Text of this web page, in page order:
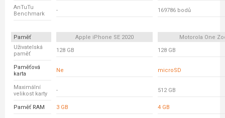
AnTuTu
Benchmark
- 169786 bodů
Paměť Apple iPhone SE 2020
Motorola One
Uživatelská
paměť
128 GB 128 GB
Paměťová
karta
Ne microSD
Maximální
velikost karty
- 512 GB
Paměť RAM 3 GB 4 GB